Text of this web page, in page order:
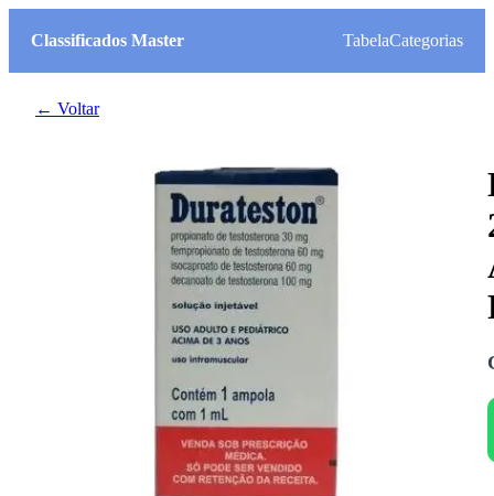
Classificados Master TabelaCategorias
← Voltar